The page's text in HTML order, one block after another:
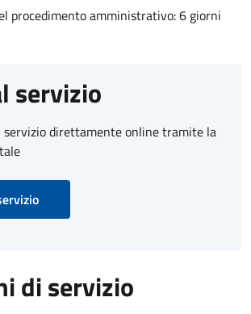
procedimento amministrativo: 6 giorni
servizio
servizio direttamente online tramite la
di servizio